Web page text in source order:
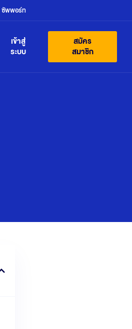
ซัพพอร์ท
เข้าสู่
ระบบ
สมัคร
สมาชิก